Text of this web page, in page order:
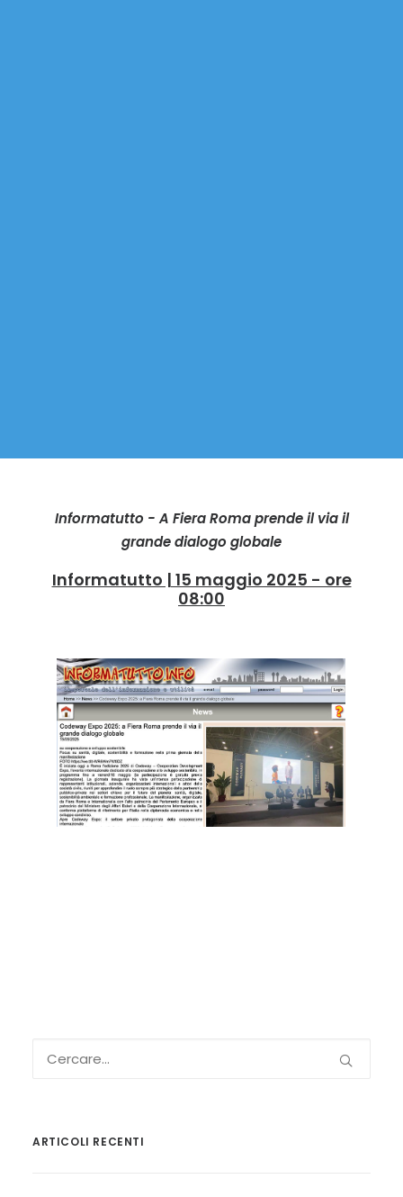
Informatutto - A Fiera Roma prende il via il
grande dialogo globale
Informatutto | 15 maggio 2025 - ore
08:00
ARTICOLI RECENTI